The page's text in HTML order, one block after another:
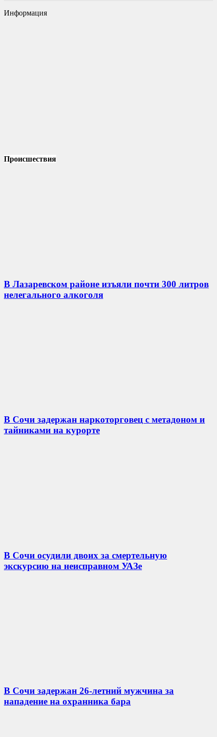
Информация
Происшествия
В Лазаревском районе изъяли почти 300 литров
нелегального алкоголя
В Сочи задержан наркоторговец с метадоном и
тайниками на курорте
В Сочи осудили двоих за смертельную
экскурсию на неисправном УАЗе
В Сочи задержан 26-летний мужчина за
нападение на охранника бара